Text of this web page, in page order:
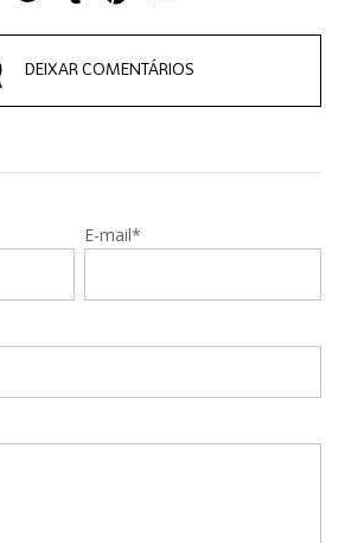
DEIXAR COMENTÁRIOS
E-mail*